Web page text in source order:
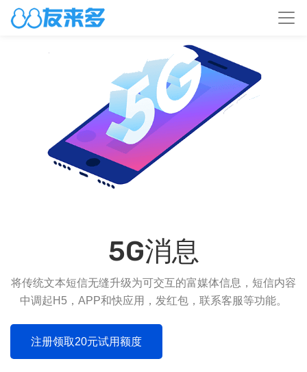
5G消息
将传统文本短信无缝升级为可交互的富媒体信息，短信内容
中调起H5，APP和快应用，发红包，联系客服等功能。
注册领取20元试用额度